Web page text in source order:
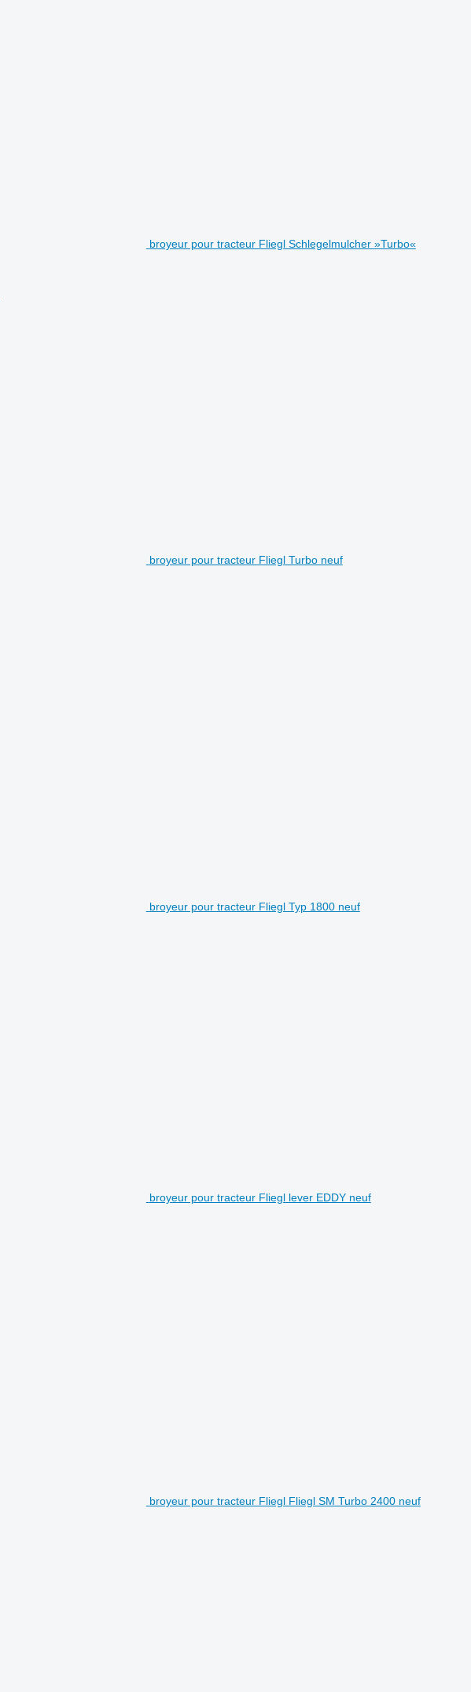
broyeur pour tracteur Fliegl Schlegelmulcher »Turbo«
broyeur pour tracteur Fliegl Turbo neuf
broyeur pour tracteur Fliegl Typ 1800 neuf
broyeur pour tracteur Fliegl lever EDDY neuf
broyeur pour tracteur Fliegl Fliegl SM Turbo 2400 neuf